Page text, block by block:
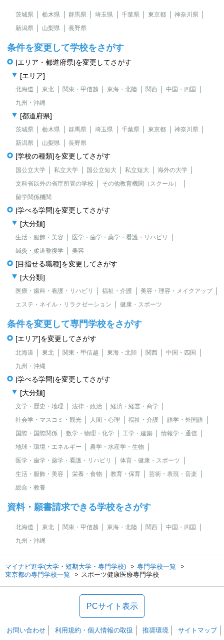
茨城県 栃木県 群馬県 埼玉県 千葉県 東京都
神奈川県
新潟県
山梨県 長野県
条件を変更して学校をさがす
[エリア・都道府県]を変更してさがす
[エリア]
北海道 東北 関東・甲信越 東海・北陸 関西
中国・四国
九州・沖縄
[都道府県]
茨城県 栃木県 群馬県 埼玉県 千葉県 東京都
神奈川県
新潟県
山梨県 長野県
[学校の種類]を変更してさがす
国公立大学 私立大学 国公立短大 私立短大
海外の大学
文科省以外の省庁所管の学校
その他教育機関（スクール）
留学関係機関
[学べる学問]を変更してさがす
[大分類]
生活・服飾・美容
医学・歯学・薬学・看護・リハビリ
鍼灸・柔道整復学
美容
[目指せる職種]を変更してさがす
[大分類]
医療・歯科・看護・リハビリ 福祉・介護
美容・理容・メイクアップ
エステ・ネイル・リラクゼーション
健康・スポーツ
条件を変更して専門学校をさがす
[エリア]を変更してさがす
北海道 東北 関東・甲信越 東海・北陸 関西
中国・四国
九州・沖縄
[学べる学問]を変更してさがす
[大分類]
文学・歴史・地理 法律・政治
経済・経営・商学
社会学・マスコミ・観光
人間・心理 福祉・介護
語学・外国語
国際・国際関係
数学・物理・化学 工学・建築
情報学・通信
地球・環境・エネルギー
農学・水産学・生物
医学・歯学・薬学・看護・リハビリ
体育・健康・スポーツ
生活・服飾・美容
栄養・食物 教育・保育
芸術・表現・音楽
総合・教養
資料・願書請求できる学校をさがす
北海道 東北 関東・甲信越 東海・北陸 関西
中国・四国
九州・沖縄
マイナビ進学(大学・短期大学・専門学校)
専門学校一覧
東京都の専門学校一覧
スポーツ健康医療専門学校
PCサイト表示
お問い合わせ 利用規約・個人情報の取扱 推奨環境 サイトマップ